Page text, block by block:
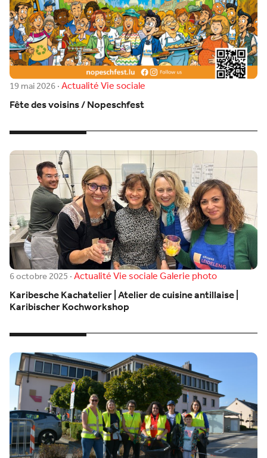
19 mai 2026·ActualitéVie sociale
Fête des voisins / Nopeschfest
6 octobre 2025·ActualitéVie socialeGalerie photo
Karibesche Kachatelier | Atelier de cuisine antillaise |
Karibischer Kochworkshop